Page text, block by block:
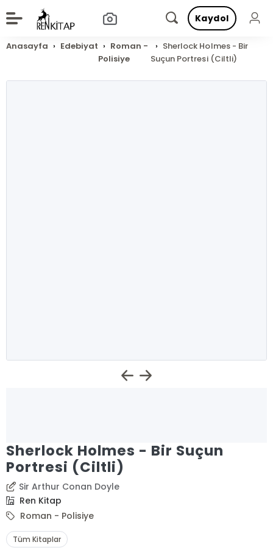
Kaydol
Anasayfa Edebiyat
Roman -
Polisiye
Sherlock Holmes - Bir
Suçun Portresi (Ciltli)
Sherlock Holmes - Bir Suçun
Portresi (Ciltli)
Sir Arthur Conan Doyle
Ren Kitap
Roman - Polisiye
Tüm Kitaplar